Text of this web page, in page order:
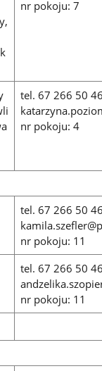
nr pokoju: 7
tel. 67 266 50
nr pokoju: 4
tel. 67 266 50
nr pokoju: 11
tel. 67 266 50
nr pokoju: 11